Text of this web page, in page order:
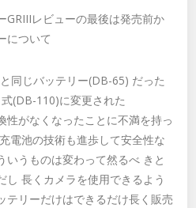
GRIIIレビューの最後は発売前か
について
同じバッテリー(DB-65) だった
(DB-110)に変更された
性がなくなったことに不満を持っ
電池の技術も進歩して安全性な
いうものは変わって然るべ きと
し 長くカメラを使用できるよう
テリーだけはできるだけ長く販売